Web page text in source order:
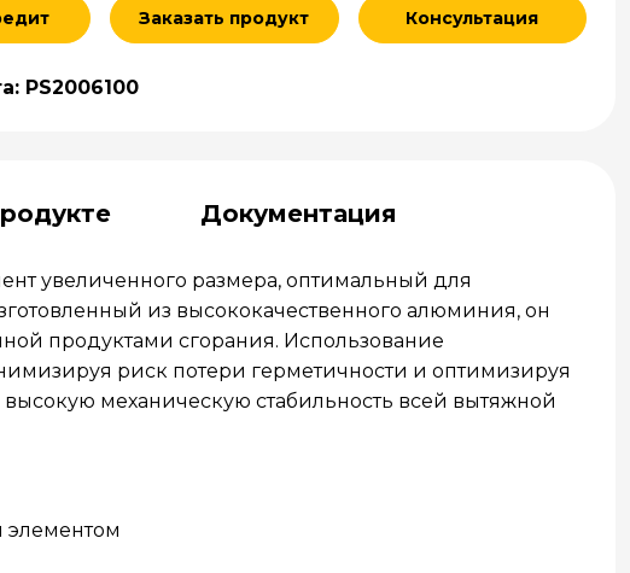
Заказать продукт Консультация
PS2006100
Документация
увеличенного размера, оптимальный для
из высококачественного алюминия, он
продуктами сгорания. Использование
риск потери герметичности и оптимизируя
механическую стабильность всей вытяжной
элементом